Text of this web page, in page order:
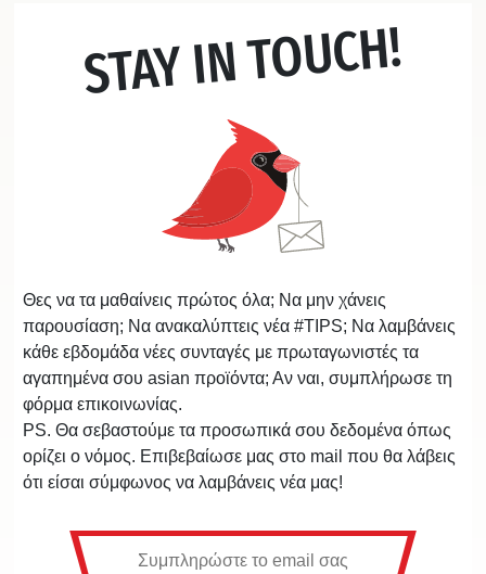
STAY IN TOUCH!
Θες να τα μαθαίνεις πρώτος όλα; Να μην χάνεις
παρουσίαση; Να ανακαλύπτεις νέα #TIPS; Να λαμβάνεις
κάθε εβδομάδα νέες συνταγές με πρωταγωνιστές τα
αγαπημένα σου asian προϊόντα; Αν ναι, συμπλήρωσε τη
φόρμα επικοινωνίας.
PS. Θα σεβαστούμε τα προσωπικά σου δεδομένα όπως
ορίζει ο νόμος. Επιβεβαίωσε μας στο mail που θα λάβεις
ότι είσαι σύμφωνος να λαμβάνεις νέα μας!